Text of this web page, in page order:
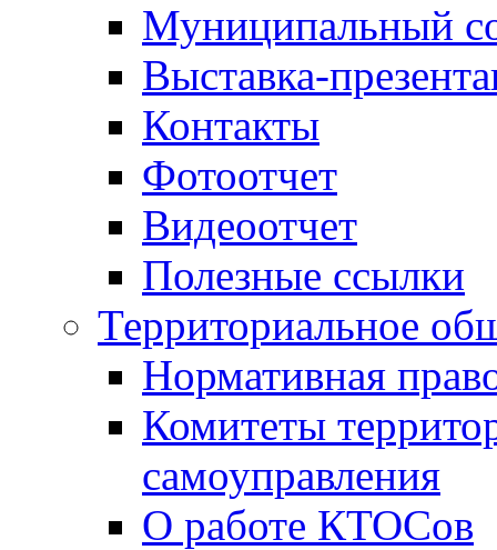
Муниципальный
Выставка-
Контакты
Фотоотчет
Видеоотчет
Полезные ссылки
Территориальное
Нормативная
Комитеты
самоуправления
О работе КТОСов